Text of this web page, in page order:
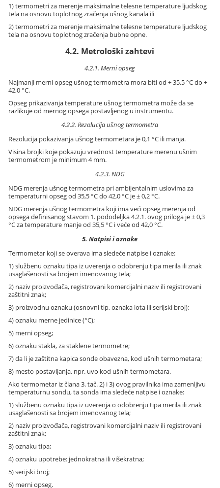
1) termometri za merenje maksimalne telesne temperature ljudskog
tela na osnovu toplotnog zračenja ušnog kanala ili
2) termometri za merenje maksimalne telesne temperature ljudskog
tela na osnovu toplotnog zračenja bubne opne.
4.2. Metrološki zahtevi
4.2.1. Merni opseg
Najmanji merni opseg ušnog termometra mora biti od + 35,5 °C do +
42,0 °C.
Opseg prikazivanja temperature ušnog termometra može da se
razlikuje od mernog opsega postavljenog u instrumentu.
4.2.2. Rezolucija ušnog termometra
Rezolucija pokazivanja ušnog termometara je 0,1 °C ili manja.
Visina brojki koje pokazuju vrednost temperature merenu ušnim
termometrom je minimum 4 mm.
4.2.3. NDG
NDG merenja ušnog termometra pri ambijentalnim uslovima za
temperaturni opseg od 35,5 °C do 42,0 °C je ± 0,2 °C.
NDG merenja ušnog termometra koji ima veći opseg merenja od
opsega definisanog stavom 1. pododeljka 4.2.1. ovog priloga je ± 0,3
°C za temperature manje od 35,5 °C i veće od 42,0 °C.
5. Natpisi i oznake
Termometar koji se overava ima sledeće natpise i oznake:
1) službenu oznaku tipa iz uverenja o odobrenju tipa merila ili znak
usaglašenosti sa brojem imenovanog tela;
2) naziv proizvođača, registrovani komercijalni naziv ili registrovani
zaštitni znak;
3) proizvodnu oznaku (osnovni tip, oznaka lota ili serijski broj);
4) oznaku merne jedinice (°C);
5) merni opseg;
6) oznaku stakla, za staklene termometre;
7) da li je zaštitna kapica sonde obavezna, kod ušnih termometara;
8) mesto postavljanja, npr. uvo kod ušnih termometara.
Ako termometar iz člana 3. tač. 2) i 3) ovog pravilnika ima zamenljivu
temperaturnu sondu, ta sonda ima sledeće natpise i oznake:
1) službenu oznaku tipa iz uverenja o odobrenju tipa merila ili znak
usaglašenosti sa brojem imenovanog tela;
2) naziv proizvođača, registrovani komercijalni naziv ili registrovani
zaštitni znak;
3) oznaku tipa;
4) oznaku upotrebe: jednokratna ili višekratna;
5) serijski broj;
6) merni opseg.